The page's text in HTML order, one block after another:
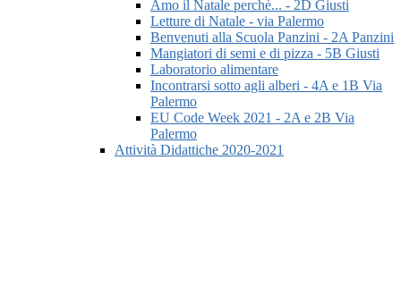
Amo il Natale perchè... - 2D Giusti
Letture di Natale - via Palermo
Benvenuti alla Scuola Panzini - 2A Panzini
Mangiatori di semi e di pizza - 5B Giusti
Laboratorio alimentare
Incontrarsi sotto agli alberi - 4A e 1B Via
Palermo
EU Code Week 2021 - 2A e 2B Via
Palermo
Attività Didattiche 2020-2021